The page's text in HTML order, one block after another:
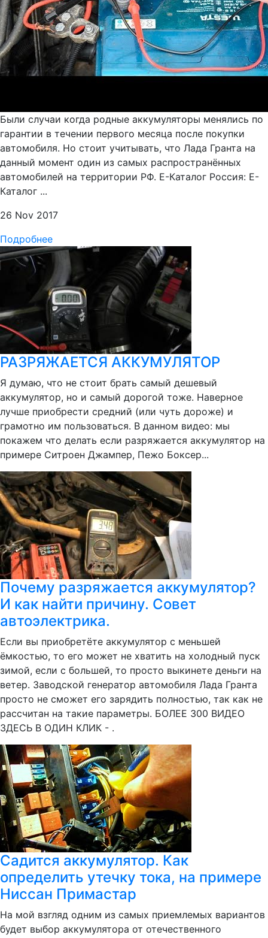
Были случаи когда родные аккумуляторы менялись по
гарантии в течении первого месяца после покупки
автомобиля. Но стоит учитывать, что Лада Гранта на
данный момент один из самых распространённых
автомобилей на территории РФ. Е-Каталог Россия: Е-
Каталог ...
26 Nov 2017
Подробнее
РАЗРЯЖАЕТСЯ АККУМУЛЯТОР
Я думаю, что не стоит брать самый дешевый
аккумулятор, но и самый дорогой тоже. Наверное
лучше приобрести средний (или чуть дороже) и
грамотно им пользоваться. В данном видео: мы
покажем что делать если разряжается аккумулятор на
примере Ситроен Джампер, Пежо Боксер...
Почему разряжается аккумулятор?
И как найти причину. Совет
автоэлектрика.
Если вы приобретёте аккумулятор с меньшей
ёмкостью, то его может не хватить на холодный пуск
зимой, если с большей, то просто выкинете деньги на
ветер. Заводской генератор автомобиля Лада Гранта
просто не сможет его зарядить полностью, так как не
рассчитан на такие параметры. БОЛЕЕ 300 ВИДЕО
ЗДЕСЬ В ОДИН КЛИК - .
Садится аккумулятор. Как
определить утечку тока, на примере
Ниссан Примастар
На мой взгляд одним из самых приемлемых вариантов
будет выбор аккумулятора от отечественного